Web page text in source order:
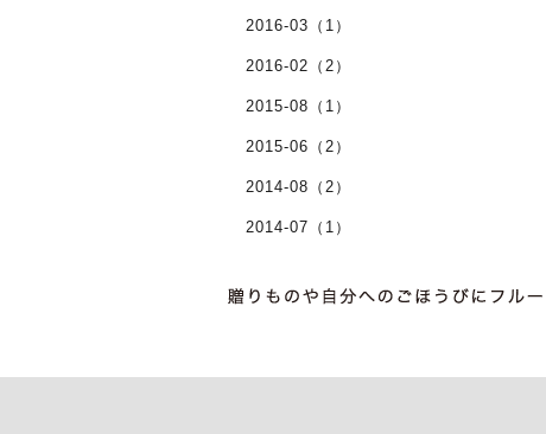
2016-03（1）
2016-02（2）
2015-08（1）
2015-06（2）
2014-08（2）
2014-07（1）